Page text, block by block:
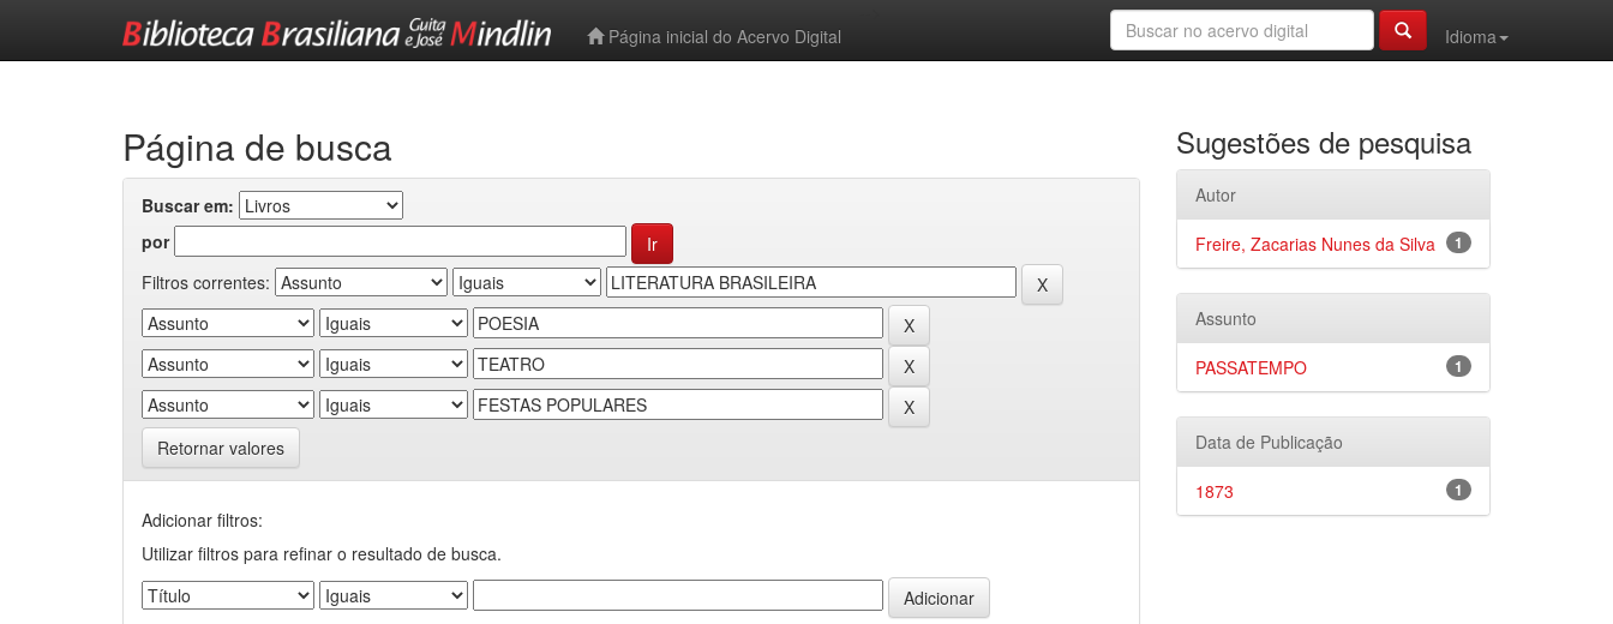
Página inicial do Acervo Digital
Idioma
Página de busca
Buscar em:
por
Filtros correntes:
Retornar valores
Adicionar filtros:
Utilizar filtros para refinar o resultado de busca.
Sugestões de pesquisa
Autor
1
Freire, Zacarias Nunes da Silva
Assunto
1
PASSATEMPO
Data de Publicação
1
1873